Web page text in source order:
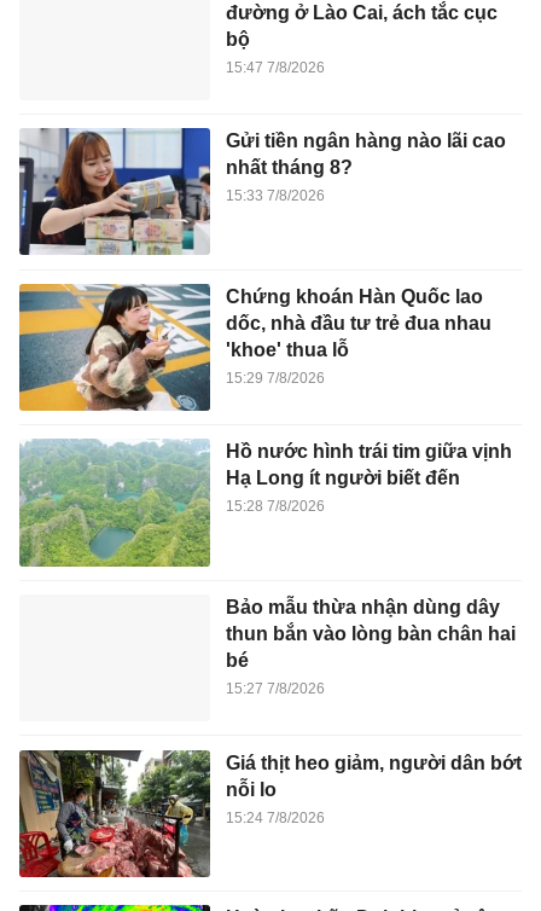
đường ở Lào Cai, ách tắc cục
bộ
15:47 7/8/2026
Gửi tiền ngân hàng nào lãi cao
nhất tháng 8?
15:33 7/8/2026
Chứng khoán Hàn Quốc lao
dốc, nhà đầu tư trẻ đua nhau
'khoe' thua lỗ
15:29 7/8/2026
Hồ nước hình trái tim giữa vịnh
Hạ Long ít người biết đến
15:28 7/8/2026
Bảo mẫu thừa nhận dùng dây
thun bắn vào lòng bàn chân hai
bé
15:27 7/8/2026
Giá thịt heo giảm, người dân bớt
nỗi lo
15:24 7/8/2026